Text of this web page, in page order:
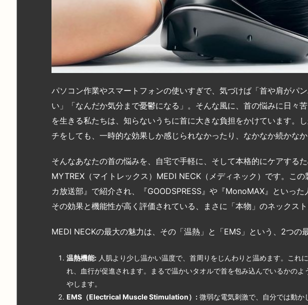
パソコン作業やスマートフォンの使いすぎで、気づけば「首や肩がパ
い」「なんだか気分まで憂鬱になる」。そんな風に、首の悩みに日々
を生きる私たちは、知らないうちに首に大きな負担をかけています。
チをしても、一時的な効果しか感じられなかったり、なかなか続かなか
そんなあなたの首の悩みを、自宅で手軽に、そして本格的にケアする
MYTREX（マイトレックス）MEDI NECK（メディネック）です。こ
カ放送部』で紹介され、『GOODSPRESS』や『MonoMAX』といった
その効果と機能性が高く評価されている、まさに「本物」のネックスト
MEDI NECKの最大の魅力は、その「温熱」と「EMS」という、2つの
温熱機能: 人肌より少し温かい温度で、首周りをじんわりと温めます。これ
れ、血行が促進されます。まるで温かいタオルで首を包み込んでいるかのよ
やします。
EMS （Electrical Muscle Stimulation）: 微弱な電気刺激で、自分では動